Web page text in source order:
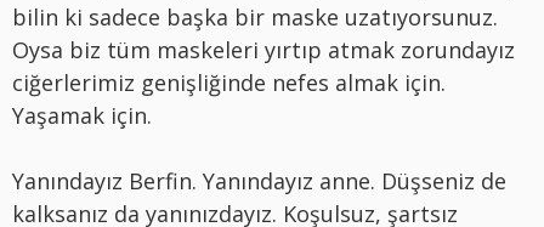
bilin ki sadece başka bir maske uzatıyorsunuz.
Oysa biz tüm maskeleri yırtıp atmak zorundayız
ciğerlerimiz genişliğinde nefes almak için.
Yaşamak için.
Yanındayız Berfin. Yanındayız anne. Düşseniz de
kalksanız da yanınızdayız. Koşulsuz, şartsız